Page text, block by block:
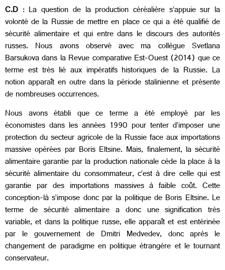
C.D : La question de la production céréalière s’appuie sur la
volonté de la Russie de mettre en place ce qui a été qualifié de
sécurité alimentaire et qui entre dans le discours des autorités
russes. Nous avons observé avec ma collègue Svetlana
Barsukova dans la Revue comparative Est-Ouest (2014) que ce
terme est très lié aux impératifs historiques de la Russie. La
notion apparaît en outre dans la période stalinienne et présente
de nombreuses occurrences.
Nous avons établi que ce terme a été employé par les
économistes dans les années 1990 pour tenter d’imposer une
protection du secteur agricole de la Russie face aux importations
massive opérées par Boris Eltsine. Mais, finalement, la sécurité
alimentaire garantie par la production nationale cède la place à la
sécurité alimentaire du consommateur, c’est à dire celle qui est
garantie par des importations massives à faible coût. Cette
conception-là s’impose donc par la politique de Boris Eltsine. Le
terme de sécurité alimentaire a donc une signification très
variable, et dans la politique russe, elle apparaît et est entérinée
par le gouvernement de Dmitri Medvedev, donc après le
changement de paradigme en politique étrangère et le tournant
conservateur.